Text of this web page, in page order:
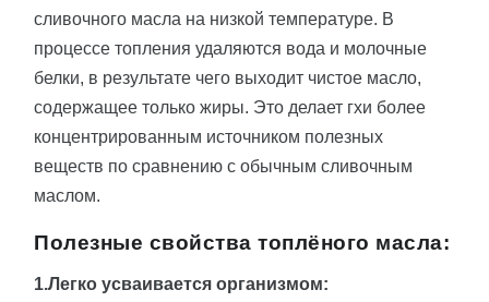
сливочного масла на низкой температуре. В
процессе топления удаляются вода и молочные
белки, в результате чего выходит чистое масло,
содержащее только жиры. Это делает гхи более
концентрированным источником полезных
веществ по сравнению с обычным сливочным
маслом.
Полезные свойства топлёного масла:
1.Легко усваивается организмом: